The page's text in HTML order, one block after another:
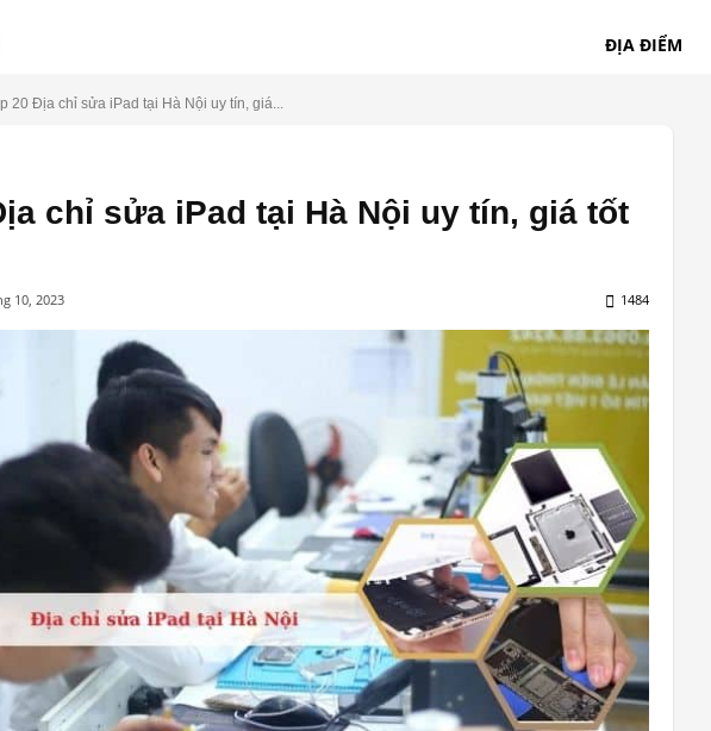
ĐỊA ĐIỂM
20 Địa chỉ sửa iPad tại Hà Nội uy tín, giá...
chỉ sửa iPad tại Hà Nội uy tín, giá tốt
10, 2023 1484